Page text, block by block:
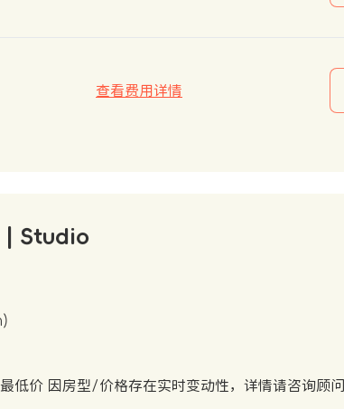
查看费用详情
| Studio
低价 因房型/价格存在实时变动性，详情请咨询顾问